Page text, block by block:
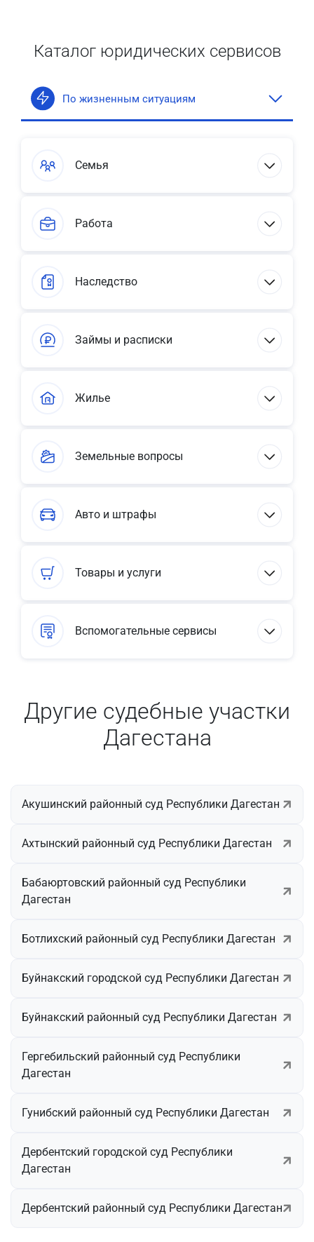
Каталог юридических сервисов
По жизненным ситуациям
Семья
Работа
Наследство
Займы и расписки
Жилье
Земельные вопросы
Авто и штрафы
Товары и услуги
Вспомогательные сервисы
Другие судебные участки
Дагестана
Акушинский районный суд Республики Дагестан
Ахтынский районный суд Республики Дагестан
Бабаюртовский районный суд Республики
Дагестан
Ботлихский районный суд Республики Дагестан
Буйнакский городской суд Республики Дагестан
Буйнакский районный суд Республики Дагестан
Гергебильский районный суд Республики
Дагестан
Гунибский районный суд Республики Дагестан
Дербентский городской суд Республики
Дагестан
Дербентский районный суд Республики Дагестан